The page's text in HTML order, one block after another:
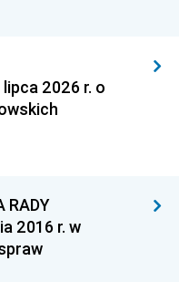
lipca 2026 r. o
RADY
2016 r. w